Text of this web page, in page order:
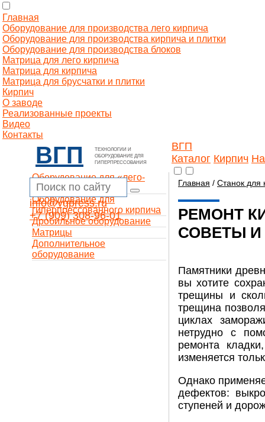
Главная
Оборудование для производства лего кирпича
Оборудование для производства кирпича и плитки
Оборудование для производства блоков
Матрица для лего кирпича
Матрица для кирпича
Матрица для брусчатки и плитки
Кирпич
О заводе
Реализованные проекты
Видео
Контакты
ВГП
ТЕХНОЛОГИИ И
ОБОРУДОВАНИЕ ДЛЯ
ГИПЕРПРЕССОВАНИЯ
ВГП
Каталог Кирпич
info@vgpress.ru
+7 (909) 308-96-01
Оборудование для «лего-
кирпича»
Оборудование для
гиперпрессованного кирпича
Дробильное оборудование
Матрицы
Дополнительное
оборудование
Главная / Станок для
РЕМОНТ
СОВЕТЫ И
Памятники
вы хотите
трещины и
трещина
циклах
нетрудно с
ремонта
изменяется
Однако
дефектов:
ступеней и